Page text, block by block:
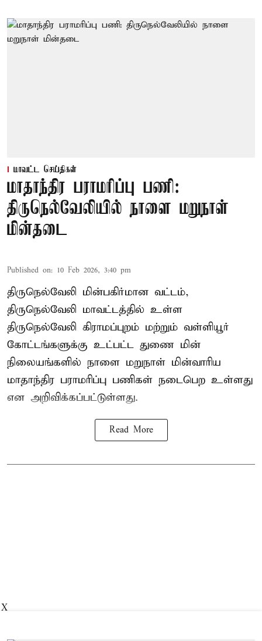
மாவட்ட செய்திகள்
மாதாந்திர பராமரிப்பு பணி:
திருநெல்வேலியில் நாளை மறுநாள்
மின்தடை
Published on: 10 Feb 2026, 3:40 pm
திருநெல்வேலி மின்பகிர்மான வட்டம்,
திருநெல்வேலி மாவட்டத்தில் உள்ள
திருநெல்வேலி கிராமப்புறம் மற்றும் வள்ளியூர்
கோட்டங்களுக்கு உட்பட்ட துணை மின்
நிலையங்களில் நாளை மறுநாள் மின்வாரிய
மாதாந்திர பராமரிப்பு பணிகள் நடைபெற உள்ளது
என அறிவிக்கப்பட்டுள்ளது.
Read More
X